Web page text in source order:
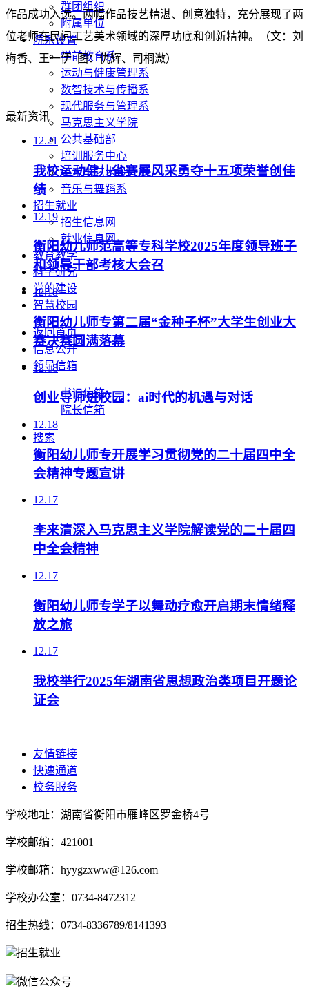
群团组织
附属单位
院系设置
学前教育系
运动与健康管理系
数智技术与传播系
现代服务与管理系
马克思主义学院
公共基础部
培训服务中心
美术与艺术设计系
音乐与舞蹈系
招生就业
招生信息网
就业信息网
教育教学
科学研究
党的建设
智慧校园
返回首页
信息公开
领导信箱
书记信箱
院长信箱
搜索
作品成功入选。两幅作品技艺精湛、创意独特，充分展现了两
位老师在民间工艺美术领域的深厚功底和创新精神。（文：刘
梅香、王一伊 图：仇辉、司桐溦）
最新资讯
12.21
我校运动健儿省赛展风采勇夺十五项荣誉创佳
绩
12.19
衡阳幼儿师范高等专科学校2025年度领导班子
和领导干部考核大会召
12.18
衡阳幼儿师专第二届“金种子杯”大学生创业大
赛决赛圆满落幕
12.18
创业导师进校园：ai时代的机遇与对话
12.18
衡阳幼儿师专开展学习贯彻党的二十届四中全
会精神专题宣讲
12.17
李来清深入马克思主义学院解读党的二十届四
中全会精神
12.17
衡阳幼儿师专学子以舞动疗愈开启期末情绪释
放之旅
12.17
我校举行2025年湖南省思想政治类项目开题论
证会
友情链接
快速通道
校务服务
学校地址：湖南省衡阳市雁峰区罗金桥4号
学校邮编：421001
学校邮箱：hyygzxww@126.com
学校办公室：0734-8472312
招生热线：0734-8336789/8141393
招生就业
微信公众号